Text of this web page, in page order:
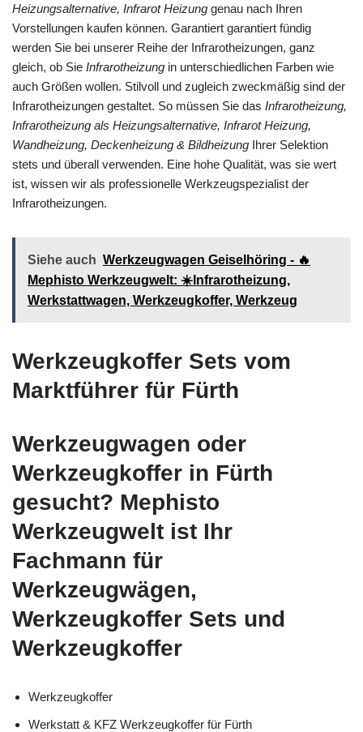
Heizungsalternative, Infrarot Heizung genau nach Ihren
Vorstellungen kaufen können. Garantiert garantiert fündig
werden Sie bei unserer Reihe der Infrarotheizungen, ganz
gleich, ob Sie Infrarotheizung in unterschiedlichen Farben wie
auch Größen wollen. Stilvoll und zugleich zweckmäßig sind der
Infrarotheizungen gestaltet. So müssen Sie das Infrarotheizung,
Infrarotheizung als Heizungsalternative, Infrarot Heizung,
Wandheizung, Deckenheizung & Bildheizung Ihrer Selektion
stets und überall verwenden. Eine hohe Qualität, was sie wert
ist, wissen wir als professionelle Werkzeugspezialist der
Infrarotheizungen.
Siehe auch Werkzeugwagen Geiselhöring - 🔥
Mephisto Werkzeugwelt: ☀️Infrarotheizung,
Werkstattwagen, Werkzeugkoffer, Werkzeug
Werkzeugkoffer Sets vom
Marktführer für Fürth
Werkzeugwagen oder
Werkzeugkoffer in Fürth
gesucht? Mephisto
Werkzeugwelt ist Ihr
Fachmann für
Werkzeugwägen,
Werkzeugkoffer Sets und
Werkzeugkoffer
Werkzeugkoffer
Werkstatt & KFZ Werkzeugkoffer für Fürth